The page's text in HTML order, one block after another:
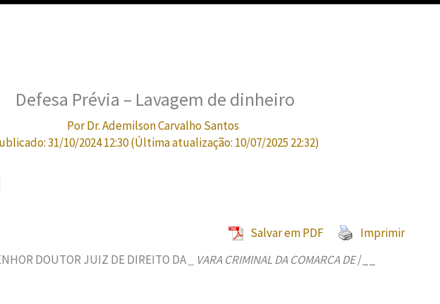
Defesa Prévia – Lavagem de dinheiro
PorDr. Ademilson Carvalho Santos
31/10/2024 12:30(Última atualização: 10/07/2025 22:32)
Salvar em PDF
Imprimir
DOUTOR JUIZ DE DIREITO DA
_ VARA CRIMINAL DA COMARCA DE/__